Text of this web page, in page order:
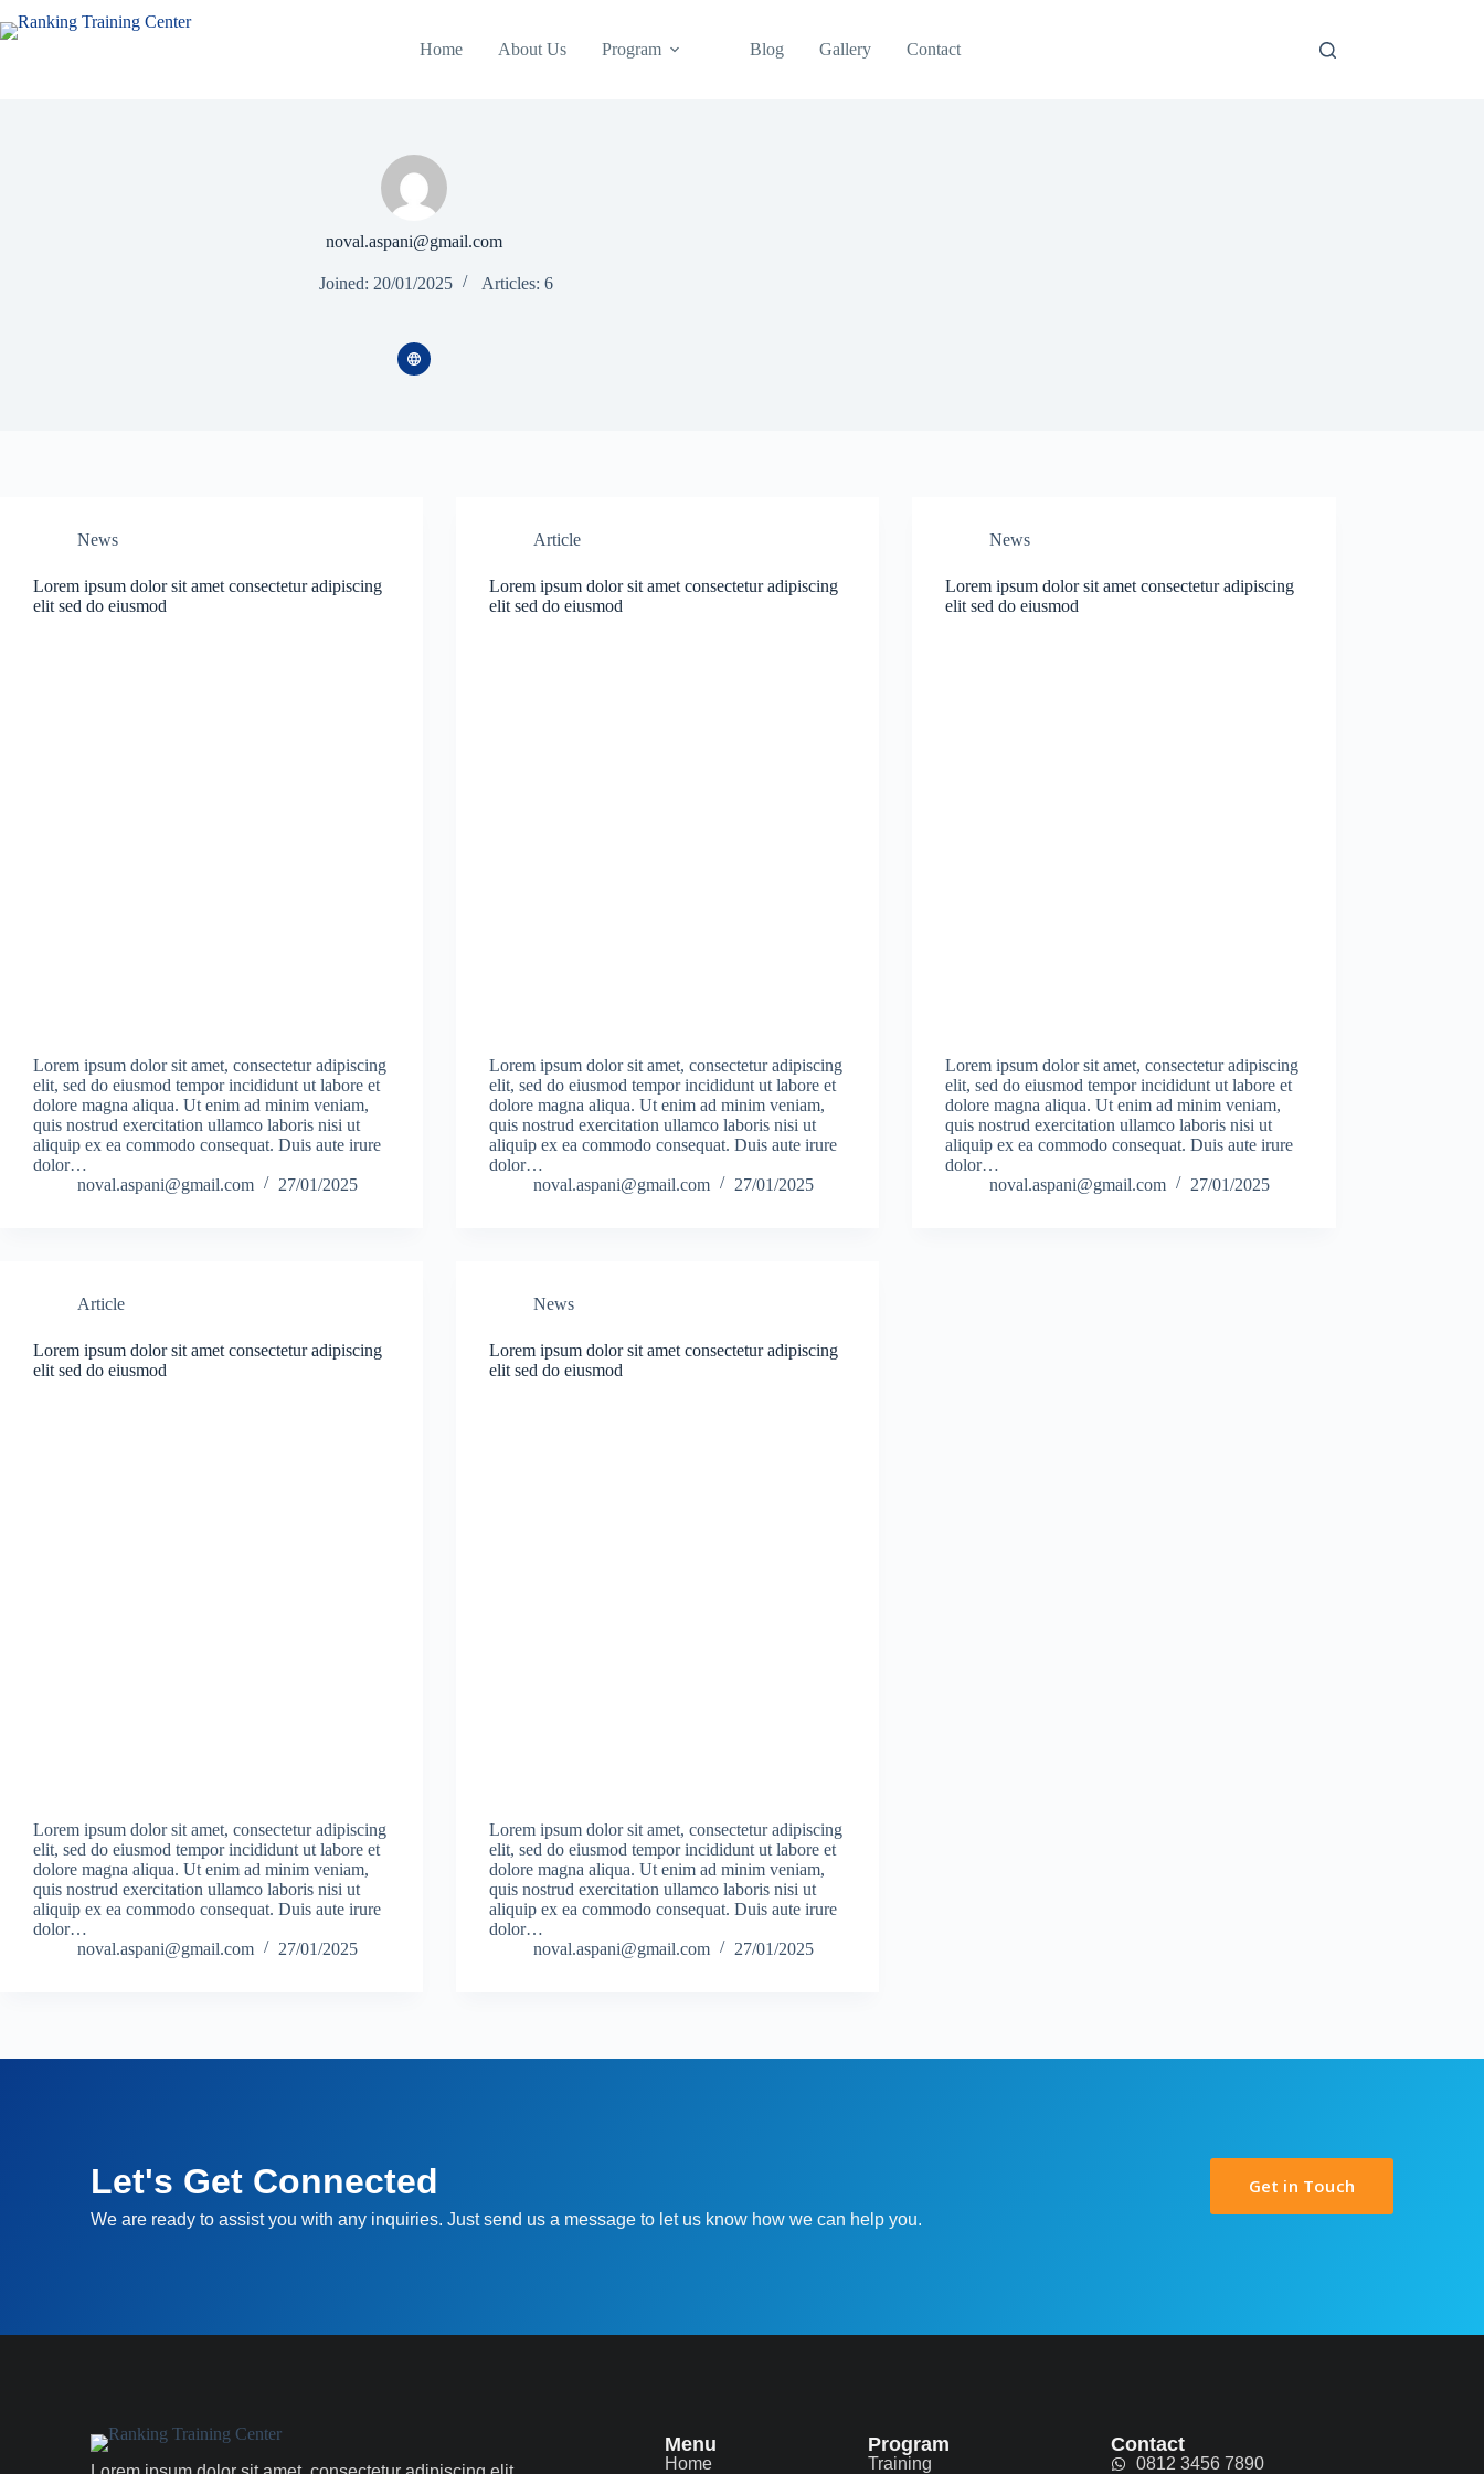
Home About Us Program Blog Gallery Contact
noval.aspani@gmail.com
Joined: 20/01/2025 Articles: 6
News
Lorem ipsum dolor sit amet consectetur adipiscing
elit sed do eiusmod
Lorem ipsum dolor sit amet, consectetur adipiscing
elit, sed do eiusmod tempor incididunt ut labore et
dolore magna aliqua. Ut enim ad minim veniam,
quis nostrud exercitation ullamco laboris nisi ut
aliquip ex ea commodo consequat. Duis aute irure
dolor…
noval.aspani@gmail.com
27/01/2025
Article
Lorem ipsum dolor sit amet consectetur adipiscing
elit sed do eiusmod
Lorem ipsum dolor sit amet, consectetur adipiscing
elit, sed do eiusmod tempor incididunt ut labore et
dolore magna aliqua. Ut enim ad minim veniam,
quis nostrud exercitation ullamco laboris nisi ut
aliquip ex ea commodo consequat. Duis aute irure
dolor…
noval.aspani@gmail.com
27/01/2025
News
Lorem ipsum dolor sit amet consectetur adipiscing
elit sed do eiusmod
Lorem ipsum dolor sit amet, consectetur adipiscing
elit, sed do eiusmod tempor incididunt ut labore et
dolore magna aliqua. Ut enim ad minim veniam,
quis nostrud exercitation ullamco laboris nisi ut
aliquip ex ea commodo consequat. Duis aute irure
dolor…
noval.aspani@gmail.com
27/01/2025
Article
Lorem ipsum dolor sit amet consectetur adipiscing
elit sed do eiusmod
Lorem ipsum dolor sit amet, consectetur adipiscing
elit, sed do eiusmod tempor incididunt ut labore et
dolore magna aliqua. Ut enim ad minim veniam,
quis nostrud exercitation ullamco laboris nisi ut
aliquip ex ea commodo consequat. Duis aute irure
dolor…
noval.aspani@gmail.com
27/01/2025
News
Lorem ipsum dolor sit amet consectetur adipiscing
elit sed do eiusmod
Lorem ipsum dolor sit amet, consectetur adipiscing
elit, sed do eiusmod tempor incididunt ut labore et
dolore magna aliqua. Ut enim ad minim veniam,
quis nostrud exercitation ullamco laboris nisi ut
aliquip ex ea commodo consequat. Duis aute irure
dolor…
noval.aspani@gmail.com
27/01/2025
Let's Get Connected
We are ready to assist you with any inquiries. Just send us a message to let us know how we can help you.
Get in Touch
Menu
Home
Program
Training
Contact
0812 3456 7890